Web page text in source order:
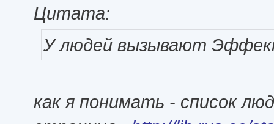
Цитата:
У людей вызывают
как я понимать - список